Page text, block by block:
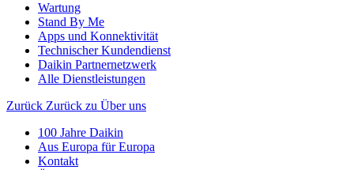
Wartung
Stand By Me
Apps und Konnektivität
Technischer Kundendienst
Daikin Partnernetzwerk
Alle Dienstleistungen
Zurück Zurück zu Über uns
100 Jahre Daikin
Aus Europa für Europa
Kontakt